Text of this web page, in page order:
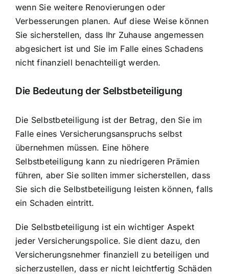
wenn Sie weitere Renovierungen oder
Verbesserungen planen. Auf diese Weise können
Sie sicherstellen, dass Ihr Zuhause angemessen
abgesichert ist und Sie im Falle eines Schadens
nicht finanziell benachteiligt werden.
Die Bedeutung der Selbstbeteiligung
Die Selbstbeteiligung ist der Betrag, den Sie im
Falle eines Versicherungsanspruchs selbst
übernehmen müssen. Eine höhere
Selbstbeteiligung kann zu niedrigeren Prämien
führen, aber Sie sollten immer sicherstellen, dass
Sie sich die Selbstbeteiligung leisten können, falls
ein Schaden eintritt.
Die Selbstbeteiligung ist ein wichtiger Aspekt
jeder Versicherungspolice. Sie dient dazu, den
Versicherungsnehmer finanziell zu beteiligen und
sicherzustellen, dass er nicht leichtfertig Schäden